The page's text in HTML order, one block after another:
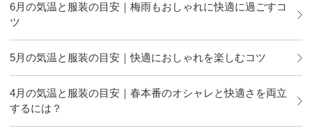
6月の気温と服装の目安｜梅雨もおしゃれに快適に過ごすコ
ツ
5月の気温と服装の目安｜快適におしゃれを楽しむコツ
4月の気温と服装の目安｜春本番のオシャレと快適さを両立
するには？